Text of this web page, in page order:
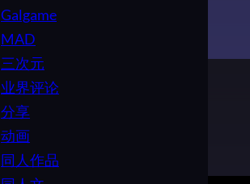
Galgame
MAD
三次元
业界评论
分享
动画
同人作品